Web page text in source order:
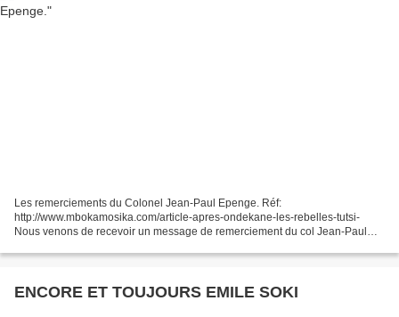
Les remerciements du Colonel Jean-Paul Epenge. Réf:
http://www.mbokamosika.com/article-apres-ondekane-les-rebelles-tutsi-
Nous venons de recevoir un message de remerciement du col Jean-Paul
ENCORE ET TOUJOURS EMILE SOKI